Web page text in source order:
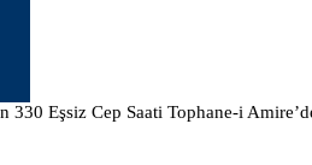
330 Eşsiz Cep Saati Tophane-i